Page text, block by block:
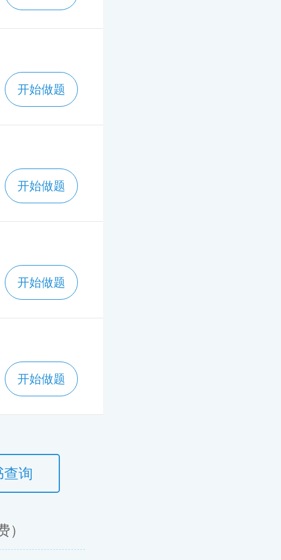
开始做题
开始做题
开始做题
开始做题
查询
）